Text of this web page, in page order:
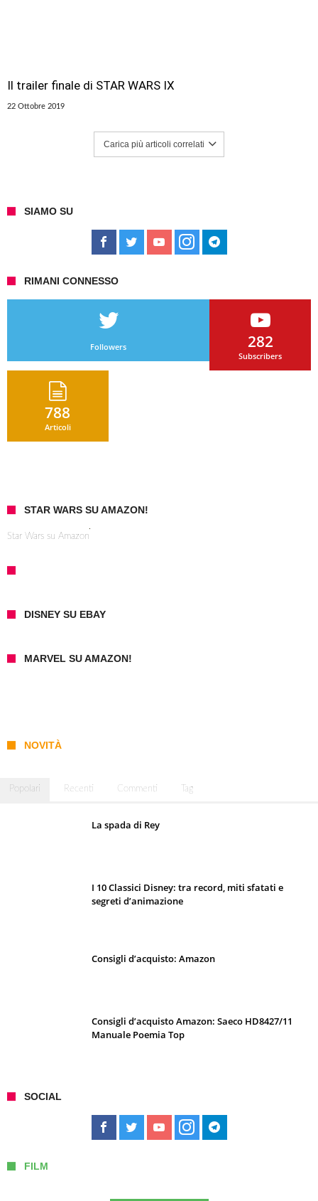
Il trailer finale di STAR WARS IX
22 Ottobre 2019
Carica più articoli correlati
SIAMO SU
RIMANI CONNESSO
Followers 282
Subscribers
788
Articoli
STAR WARS SU AMAZON!
Star Wars su Amazon
DISNEY SU EBAY
MARVEL SU AMAZON!
NOVITÀ
Popolari Recenti Commenti Tag
La spada di Rey
I 10 Classici Disney: tra record, miti sfatati e
segreti d’animazione
Consigli d’acquisto: Amazon
Consigli d’acquisto Amazon: Saeco HD8427/11
Manuale Poemia Top
SOCIAL
FILM